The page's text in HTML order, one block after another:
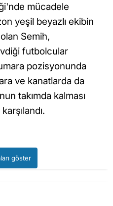
mücadele
yeşil beyazlı ekibin
Semih,
futbolcular
pozisyonunda
ve kanatlarda da
takımda kalması
göster